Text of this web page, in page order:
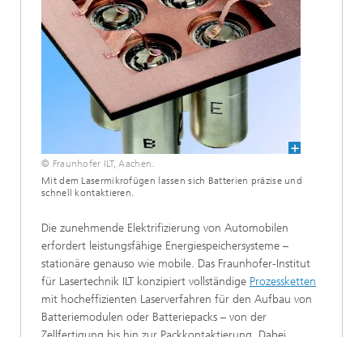
© Fraunhofer ILT, Aachen.
Mit dem Lasermikrofügen lassen sich Batterien präzise und
schnell kontaktieren.
Die zunehmende Elektrifizierung von Automobilen
erfordert leistungsfähige Energiespeichersysteme –
stationäre genauso wie mobile. Das Fraunhofer-Institut
für Lasertechnik ILT konzipiert vollständige Prozessketten
mit hocheffizienten Laserverfahren für den Aufbau von
Batteriemodulen oder Batteriepacks – von der